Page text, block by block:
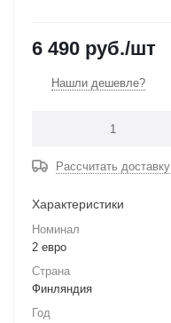
6 490 руб./шт
Нашли дешевле?
Рассчитать доставку
Характеристики
Номинал
2 евро
Страна
Финляндия
Год